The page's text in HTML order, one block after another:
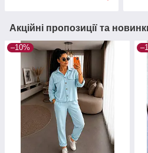
Акційні пропозиції та
–10%